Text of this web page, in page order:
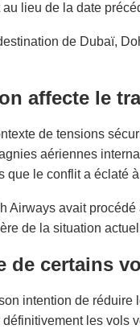
lieu de la date
de Dubaï,
affecte le
de tensions
aériennes
que le conflit a éclaté
Airways avait
de la situation
de certains
intention de
les vols